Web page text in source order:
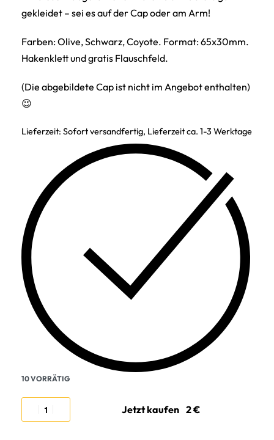
gekleidet – sei es auf der Cap oder am Arm!
Farben: Olive, Schwarz, Coyote. Format: 65x30mm.
Hakenklett und gratis Flauschfeld.
(Die abgebildete Cap ist nicht im Angebot enthalten)
😉
Lieferzeit: Sofort versandfertig, Lieferzeit ca. 1-3 Werktage
10 VORRÄTIG
Jetzt kaufen